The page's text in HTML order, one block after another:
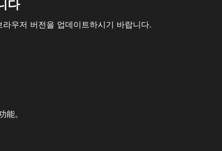
다
우저 버전을 업데이트하시기 바랍니다.
能。